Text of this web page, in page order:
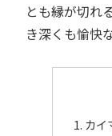
とも縁が切れ
き深くも愉快
カイ